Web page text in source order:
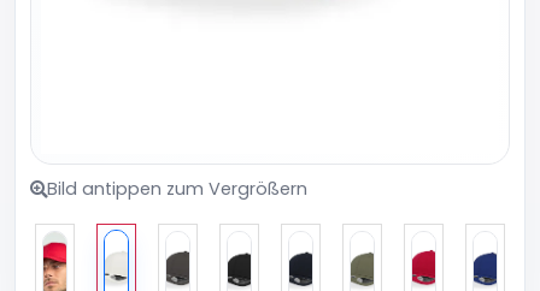
Bild antippen zum Vergrößern